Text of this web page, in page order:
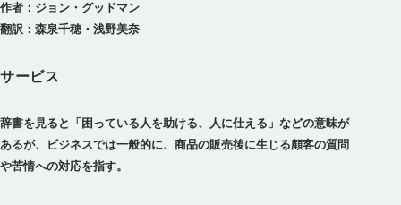
作者：ジョン・グッドマン
翻訳：森泉千穂・浅野美奈
サービス
辞書を見ると「困っている人を助ける、人に仕える」などの意味が
あるが、ビジネスでは一般的に、商品の販売後に生じる顧客の質問
や苦情への対応を指す。